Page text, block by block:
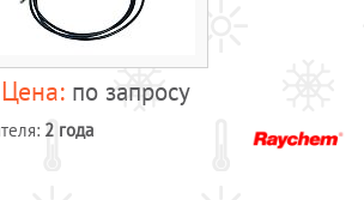
и
по запросу
2 года